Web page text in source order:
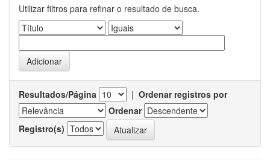
Utilizar filtros para refinar o resultado de busca.
Resultados/Página | Ordenar registros por
Ordenar
Registro(s)